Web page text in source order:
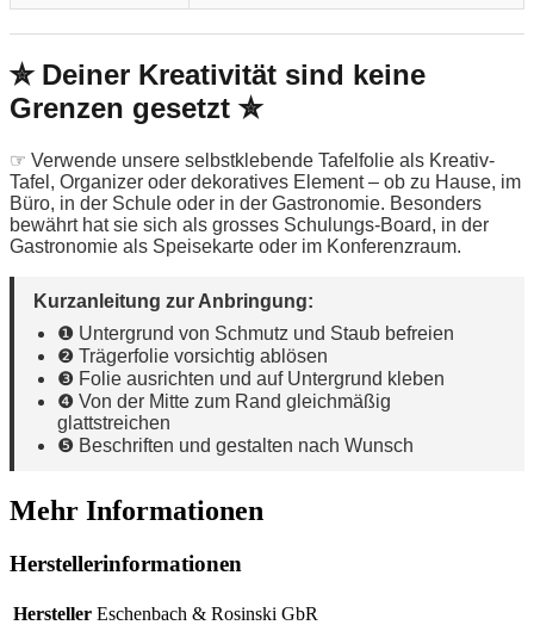
✮ Deiner Kreativität sind keine
Grenzen gesetzt ✮
☞ Verwende unsere selbstklebende Tafelfolie als Kreativ-
Tafel, Organizer oder dekoratives Element – ob zu Hause, im
Büro, in der Schule oder in der Gastronomie. Besonders
bewährt hat sie sich als grosses Schulungs-Board, in der
Gastronomie als Speisekarte oder im Konferenzraum.
Kurzanleitung zur Anbringung:
❶ Untergrund von Schmutz und Staub befreien
❷ Trägerfolie vorsichtig ablösen
❸ Folie ausrichten und auf Untergrund kleben
❹ Von der Mitte zum Rand gleichmäßig
glattstreichen
❺ Beschriften und gestalten nach Wunsch
Mehr Informationen
Herstellerinformationen
Hersteller Eschenbach & Rosinski GbR